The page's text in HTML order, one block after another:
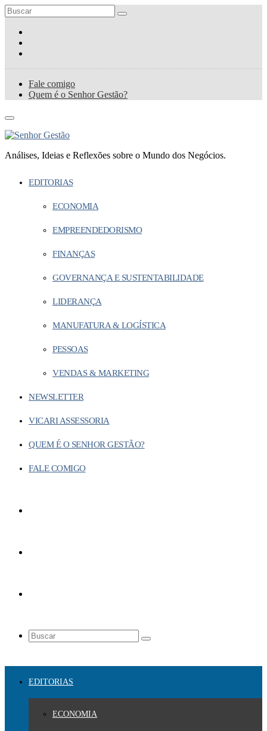
Fale comigo
Quem é o Senhor Gestão?
Análises, Ideias e Reflexões sobre o Mundo dos Negócios.
EDITORIAS
ECONOMIA
EMPREENDEDORISMO
FINANÇAS
GOVERNANÇA E SUSTENTABILIDADE
LIDERANÇA
MANUFATURA & LOGÍSTICA
PESSOAS
VENDAS & MARKETING
NEWSLETTER
VICARI ASSESSORIA
QUEM É O SENHOR GESTÃO?
FALE COMIGO
EDITORIAS
ECONOMIA